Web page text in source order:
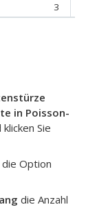
3
in Poisson-
Sie
Option
die Anzahl